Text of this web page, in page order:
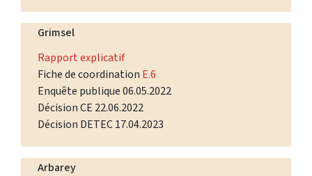
Grimsel
Rapport explicatif
Fiche de coordination E.6
Enquête publique 06.05.2022
Décision CE 22.06.2022
Décision DETEC 17.04.2023
Arbarey